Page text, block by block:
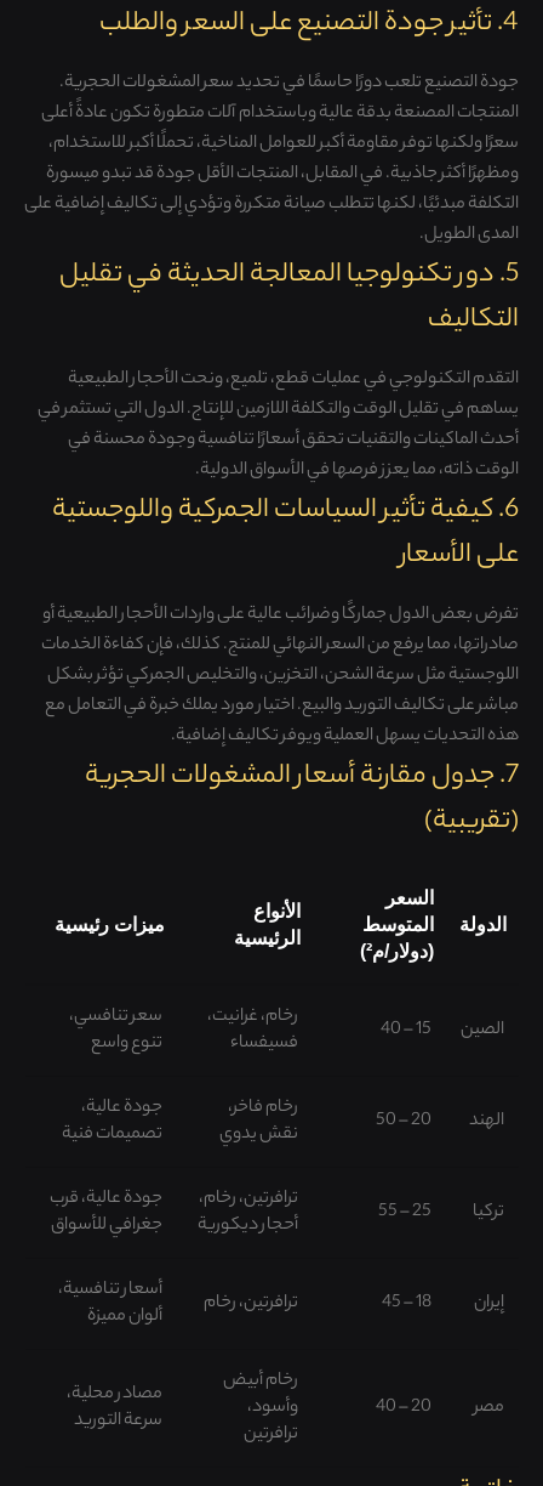
4. تأثير جودة التصنيع على السعر والطلب
جودة التصنيع تلعب دورًا حاسمًا في تحديد سعر المشغولات الحجرية.
المنتجات المصنعة بدقة عالية وباستخدام آلات متطورة تكون عادةً أعلى
سعرًا ولكنها توفر مقاومة أكبر للعوامل المناخية، تحملًا أكبر للاستخدام،
ومظهرًا أكثر جاذبية. في المقابل، المنتجات الأقل جودة قد تبدو ميسورة
التكلفة مبدئيًا، لكنها تتطلب صيانة متكررة وتؤدي إلى تكاليف إضافية على
المدى الطويل.
5. دور تكنولوجيا المعالجة الحديثة في تقليل
التكاليف
التقدم التكنولوجي في عمليات قطع، تلميع، ونحت الأحجار الطبيعية
يساهم في تقليل الوقت والتكلفة اللازمين للإنتاج. الدول التي تستثمر في
أحدث الماكينات والتقنيات تحقق أسعارًا تنافسية وجودة محسنة في
الوقت ذاته، مما يعزز فرصها في الأسواق الدولية.
6. كيفية تأثير السياسات الجمركية واللوجستية
على الأسعار
تفرض بعض الدول جماركًا وضرائب عالية على واردات الأحجار الطبيعية أو
صادراتها، مما يرفع من السعر النهائي للمنتج. كذلك، فإن كفاءة الخدمات
اللوجستية مثل سرعة الشحن، التخزين، والتخليص الجمركي تؤثر بشكل
مباشر على تكاليف التوريد والبيع. اختيار مورد يملك خبرة في التعامل مع
هذه التحديات يسهل العملية ويوفر تكاليف إضافية.
7. جدول مقارنة أسعار المشغولات الحجرية
(تقريبية)
الدولة
السعر
المتوسط
(دولار/م²)
الأنواع
الرئيسية
ميزات رئيسية
الصين 15 – 40
رخام، غرانيت،
فسيفساء
سعر تنافسي،
تنوع واسع
الهند 20 – 50
رخام فاخر،
نقش يدوي
جودة عالية،
تصميمات فنية
تركيا 25 – 55
ترافرتين، رخام،
أحجار ديكورية
جودة عالية، قرب
جغرافي للأسواق
إيران 18 – 45 ترافرتين، رخام
أسعار تنافسية،
ألوان مميزة
مصر 20 – 40
رخام أبيض
وأسود،
ترافرتين
مصادر محلية،
سرعة التوريد